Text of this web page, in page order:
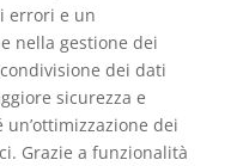
errori e un
nella gestione dei
dei dati
sicurezza e
dei
Grazie a funzionalità